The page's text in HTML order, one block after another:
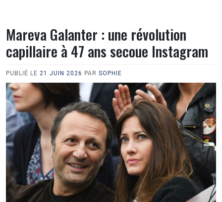
Mareva Galanter : une révolution
capillaire à 47 ans secoue Instagram
PUBLIÉ LE 21 JUIN 2026 PAR SOPHIE